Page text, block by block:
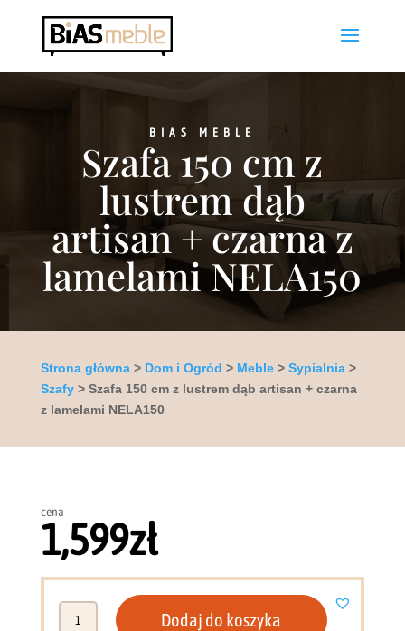
BIAS MEBLE
Szafa 150 cm z
lustrem dąb
artisan + czarna z
lamelami NELA150
Strona główna> Dom i Ogród > Meble> Sypialnia>
Szafy> Szafa 150 cm z lustrem dąb artisan + czarna
z lamelami NELA150
cena
1,599zł
Dodaj do koszyka